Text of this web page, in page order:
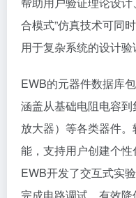
合模式”仿真技术可同
用于复杂系统的设计验
EWB的元器件数据库
涵盖从基础电阻电容
放大器）等各类器件
能，支持用户创建个性
EWB开发了交互式实